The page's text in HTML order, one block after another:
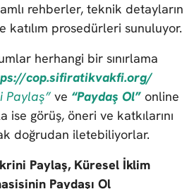
rehberler, teknik detayların
katılım prosedürleri sunuluyor.
herhangi bir sınırlama
cop.sifiratikvakfi.org/
Paylaş” ve “Paydaş Ol” online
ise görüş, öneri ve katkılarını
doğrudan iletebiliyorlar.
Paylaş, Küresel İklim
Paydaşı Ol